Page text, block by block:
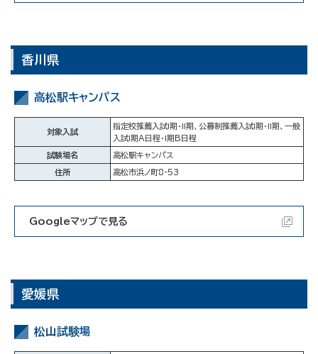
香川県
高松駅キャンパス
対象入試
指定校推薦入試Ⅰ期・Ⅱ期、公募制推薦入試Ⅰ期・Ⅱ期、一般
入試Ⅰ期A日程・Ⅰ期B日程
試験場名 高松駅キャンパス
住所 高松市浜ノ町8-53
Googleマップで見る
愛媛県
松山試験場